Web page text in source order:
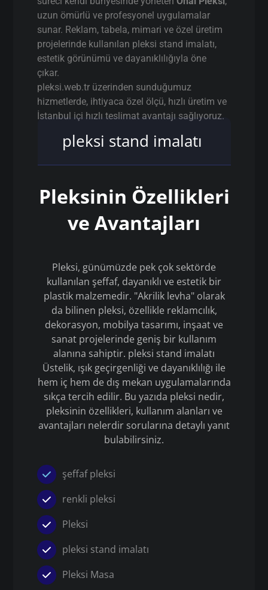
uzun ömürlü ve profesyonel uygulamalar
sunar. Reklam, tabela, mimari ve özel üretim
projelerinde kullanılan pleksi stand imalatı,
estetik görünümü ve dayanıklılığıyla öne
çıkar.
pleksi.web.tr üzerinden sunduğumuz
hizmetlerde, ihtiyaca özel ölçü, hızlı üretim ve
İstanbul içi hızlı teslimat avantajı sağlıyoruz.
pleksi stand imalatı
Pleksinin Özellikleri
ve Avantajları
Pleksi, günümüzde pek çok sektörde
kullanılan şeffaf, dayanıklı ve estetik bir
plastik malzemedir. "Akrilik levha" olarak
da bilinen pleksi, özellikle reklamcılık,
dekorasyon, mobilya tasarımı, inşaat ve
sanat projelerinde geniş bir kullanım
alanına sahiptir. pleksi stand imalatı
Üstelik, ışık geçirgenliği ve dayanıklılığı ile
hem iç hem de dış mekan uygulamalarında
sıkça tercih edilir. Bu yazıda pleksi nedir,
pleksinin özellikleri, kullanım alanları ve
avantajları nelerdir sorularına detaylı yanıt
bulabilirsiniz.
şeffaf pleksi
renkli pleksi
Pleksi
pleksi stand imalatı
Pleksi Masa